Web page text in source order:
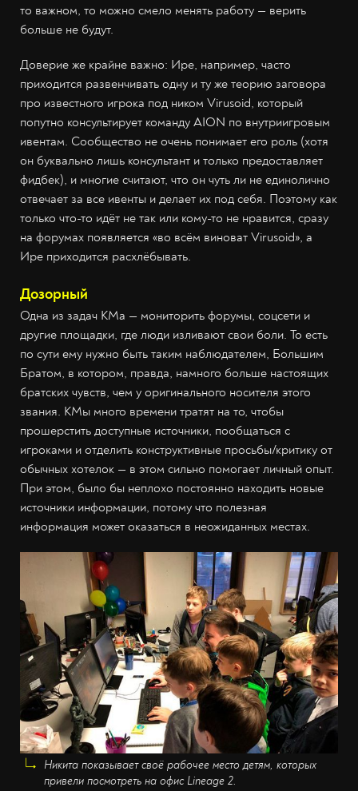
то важном, то можно смело менять работу — верить
больше не будут.
Доверие же крайне важно: Ире, например, часто
приходится развенчивать одну и ту же теорию заговора
про известного игрока под ником Virusoid, который
попутно консультирует команду AION по внутриигровым
ивентам. Сообщество не очень понимает его роль (хотя
он буквально лишь консультант и только предоставляет
фидбек), и многие считают, что он чуть ли не единолично
отвечает за все ивенты и делает их под себя. Поэтому как
только что-то идёт не так или кому-то не нравится, сразу
на форумах появляется «во всём виноват Virusoid», а
Ире приходится расхлёбывать.
Дозорный
Одна из задач КМа — мониторить форумы, соцсети и
другие площадки, где люди изливают свои боли. То есть
по сути ему нужно быть таким наблюдателем, Большим
Братом, в котором, правда, намного больше настоящих
братских чувств, чем у оригинального носителя этого
звания. КМы много времени тратят на то, чтобы
прошерстить доступные источники, пообщаться с
игроками и отделить конструктивные просьбы/критику от
обычных хотелок — в этом сильно помогает личный опыт.
При этом, было бы неплохо постоянно находить новые
источники информации, потому что полезная
информация может оказаться в неожиданных местах.
Никита показывает своё рабочее место детям, которых
привели посмотреть на офис Lineage 2.